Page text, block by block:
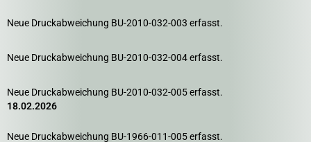
Neue Druckabweichung BU-2010-032-003 erfasst.
Neue Druckabweichung BU-2010-032-004 erfasst.
Neue Druckabweichung BU-2010-032-005 erfasst.
18.02.2026
Neue Druckabweichung BU-1966-011-005 erfasst.